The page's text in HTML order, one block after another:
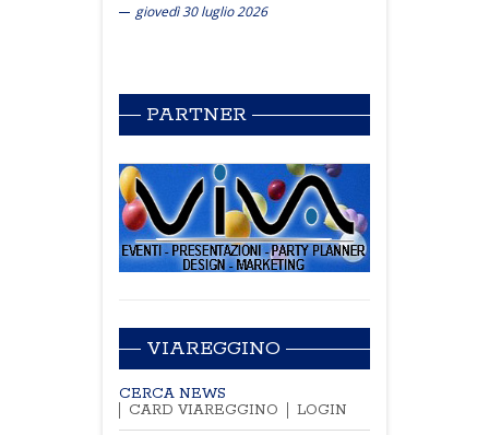
giovedì 30 luglio 2026
PARTNER
VIAREGGINO
CERCA NEWS
CARD VIAREGGINO
LOGIN